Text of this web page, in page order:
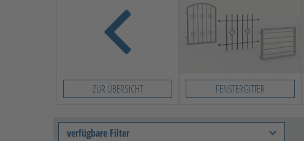
ZUR ÜBERSICHT FENSTERGITTER
verfügbare Filter